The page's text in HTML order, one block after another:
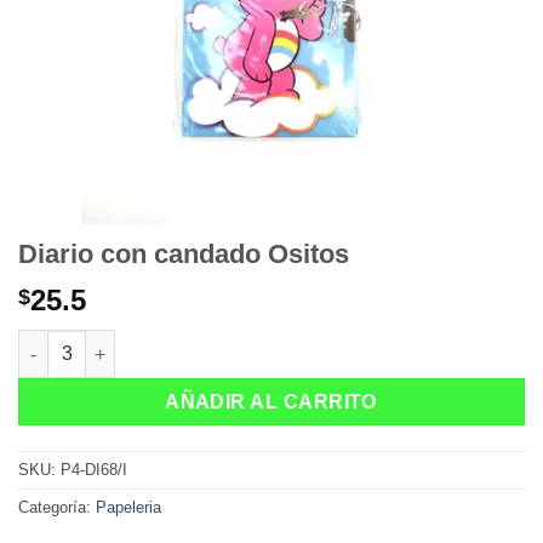
Diario con candado Ositos
$25.5
Diario con candado Ositos cantidad
AÑADIR AL CARRITO
SKU: P4-DI68/I
Categoría: Papeleria